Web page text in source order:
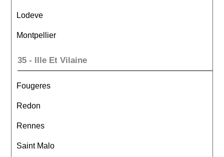
Lodeve
Montpellier
35 - Ille Et Vilaine
Fougeres
Redon
Rennes
Saint Malo